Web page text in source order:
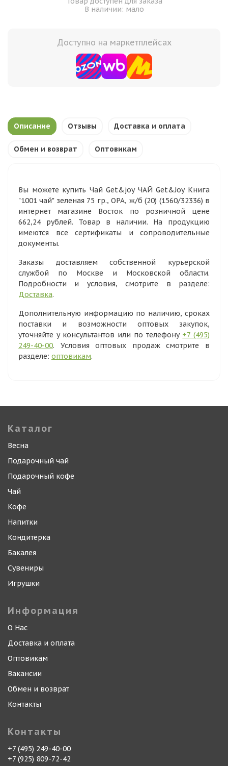
В наличии: мало
Доступно на маркетплейсах
Описание Отзывы Доставка и оплата
Обмен и возврат Оптовикам
Вы можете купить Чай Get&joy ЧАЙ Get&Joy Книга
"1001 чай" зеленая 75 гр., ОРА, ж/б (20) (1560/32336) в
интернет магазине Восток по розничной цене
662,24 рублей. Товар в наличии. На продукцию
имеются все сертификаты и сопроводительные
документы.
Заказы доставляем собственной курьерской
службой по Москве и Московской области.
Подробности и условия, смотрите в разделе:
Доставка.
Дополнительную информацию по наличию, сроках
поставки и возможности оптовых закупок,
уточняйте у консультантов или по телефону +7 (495)
249-40-00. Условия оптовых продаж смотрите в
разделе: оптовикам.
Каталог
Весна
Подарочный чай
Подарочный кофе
Чай
Кофе
Напитки
Кондитерка
Бакалея
Сувениры
Игрушки
Информация
О Нас
Доставка и оплата
Оптовикам
Вакансии
Обмен и возврат
Контакты
Контакты
+7 (495) 249-40-00
+7 (925) 809-72-42